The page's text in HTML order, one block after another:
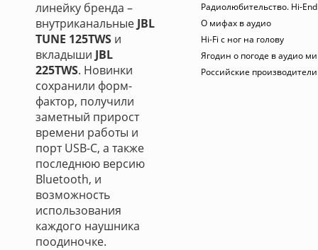
линейку бренда –
внутриканальные JBL
TUNE 125TWS и
вкладыши JBL
225TWS. Новинки
сохранили форм-
фактор, получили
заметный прирост
времени работы и
порт USB-C, а также
последнюю версию
Bluetooth, и
возможность
использования
каждого наушника
поодиночке.
Радиолюбительство. Hi-
О мифах в аудио
Hi-Fi с ног на голову
Ягодин о погоде в аудио
Российские производители